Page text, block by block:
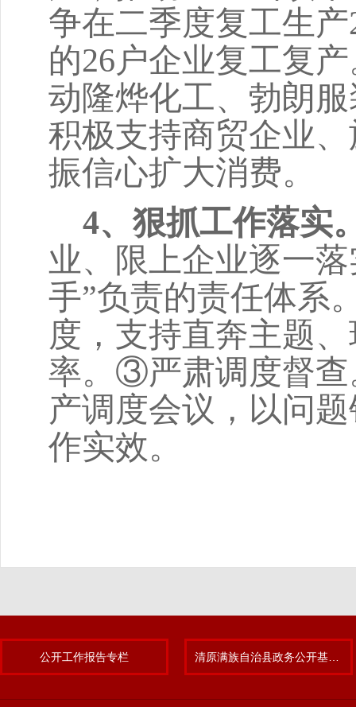
争在二季度复工生
的26户企业复工复
动隆烨化工、勃朗
积极支持商贸企业
振信心扩大消费。
4、狠抓工作落实
业、限上企业逐一
手”负责的责任体系
度，支持直奔主题
率。③严肃调度督查
产调度会议，以问
作实效。
公开工作报告专栏